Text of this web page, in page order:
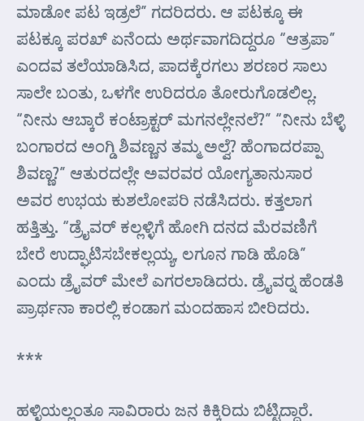
ಮಾಡೋ ಪಟ ಇಡ್ರಲೆ” ಗದರಿದರು. ಆ ಪಟಕ್ಕೂ ಈ
ಪಟಕ್ಕೂ ಪರಖ್ ಏನೆಂದು ಅರ್ಥವಾಗದಿದ್ದರೂ “ಆತ್ರಪಾ”
ಎಂದವ ತಲೆಯಾಡಿಸಿದ, ಪಾದಕ್ಕೆರಗಲು ಶರಣರ ಸಾಲು
ಸಾಲೇ ಬಂತು, ಒಳಗೇ ಉರಿದರೂ ತೋರುಗೊಡಲಿಲ್ಲ.
“ನೀನು ಆಬ್ಕಾರೆ ಕಂಟ್ರಾಕ್ಟರ್ ಮಗನಲ್ಲೇನಲೆ?” “ನೀನು ಬೆಳ್ಳಿ
ಬಂಗಾರದ ಅಂಗ್ಡಿ ಶಿವಣ್ಣನ ತಮ್ಮ ಅಲ್ವೆ? ಹೆಂಗಾದರಪ್ಪಾ
ಶಿವಣ್ಣ?” ಆತುರದಲ್ಲೇ ಅವರವರ ಯೋಗ್ಯತಾನುಸಾರ
ಅವರ ಉಭಯ ಕುಶಲೋಪರಿ ನಡೆಸಿದರು. ಕತ್ತಲಾಗ
ಹತ್ತಿತ್ತು. “ಡ್ರೈವರ್ ಕಲ್ಲಳ್ಳಿಗೆ ಹೋಗಿ ದನದ ಮೆರವಣಿಗೆ
ಬೇರೆ ಉದ್ಘಾಟಿಸಬೇಕಲ್ಲಯ್ಯ, ಲಗೂನ ಗಾಡಿ ಹೊಡಿ”
ಎಂದು ಡ್ರೈವರ್ ಮೇಲೆ ಎಗರಲಾಡಿದರು. ಡ್ರೈವರ್‍ನ ಹೆಂಡತಿ
ಪ್ರಾರ್ಥನಾ ಕಾರಲ್ಲಿ ಕಂಡಾಗ ಮಂದಹಾಸ ಬೀರಿದರು.
***
ಹಳ್ಳಿಯಲ್ಲಂತೂ ಸಾವಿರಾರು ಜನ ಕಿಕ್ಕಿರಿದು ಬಿಟ್ಟಿದ್ದಾರೆ.